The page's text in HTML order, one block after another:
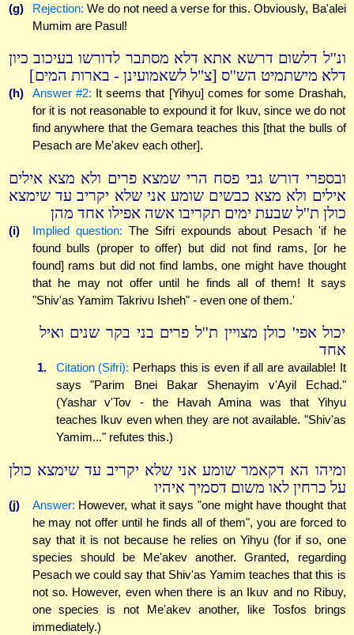
(g) Rejection: We do not need a verse for this. Obviously, Ba'alei
Mumim are Pasul!
ונ''ל דלשום דרשא אתא דלא מסתבר לדורשו בעיכוב כיון
דלא מישתמיט הש''ס [צ"ל לשאמועינן - בארות המים]
(h) Answer #2: It seems that [Yihyu] comes for some Drashah,
for it is not reasonable to expound it for Ikuv, since we do not
find anywhere that the Gemara teaches this [that the bulls of
Pesach are Me'akev each other].
ובספרי דורש גבי פסח הרי שמצא פרים ולא מצא אילים
אילים ולא מצא כבשים שומע אני שלא יקריב עד שימצא
כולן ת''ל שבעת ימים תקריבו אשה אפילו אחד מהן
(i) Implied question: The Sifri expounds about Pesach 'if he
found bulls (proper to offer) but did not find rams, [or he
found] rams but did not find lambs, one might have thought
that he may not offer until he finds all of them! It says
"Shiv'as Yamim Takrivu Isheh" - even one of them.'
יכול אפי' כולן מצויין ת''ל פרים בני בקר שנים ואיל
אחד
1. Citation (Sifri): Perhaps this is even if all are available! It
says "Parim Bnei Bakar Shenayim v'Ayil Echad."
(Yashar v'Tov - the Havah Amina was that Yihyu
teaches Ikuv even when they are not available. "Shiv'as
Yamim..." refutes this.)
ומיהו הא דקאמר שומע אני שלא יקריב עד שימצא כולן
על כרחין לאו משום דסמיך איהיו
(j) Answer: However, what it says "one might have thought that
he may not offer until he finds all of them", you are forced to
say that it is not because he relies on Yihyu (for if so, one
species should be Me'akev another. Granted, regarding
Pesach we could say that Shiv'as Yamim teaches that this is
not so. However, even when there is an Ikuv and no Ribuy,
one species is not Me'akev another, like Tosfos brings
immediately.)